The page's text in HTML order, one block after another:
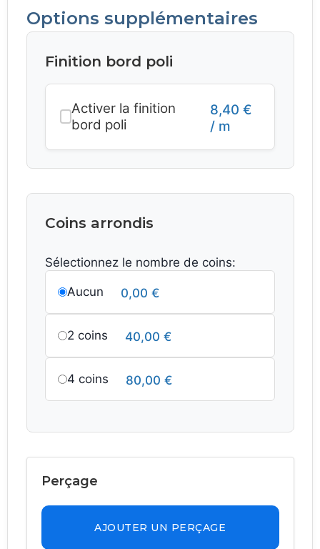
Options supplémentaires
Finition bord poli
Activer la finition
bord poli
8,40€
/ m
Coins arrondis
Sélectionnez le nombre de coins:
Aucun 0,00 €
2 coins 40,00 €
4 coins 80,00 €
Perçage
AJOUTER UN PERÇAGE